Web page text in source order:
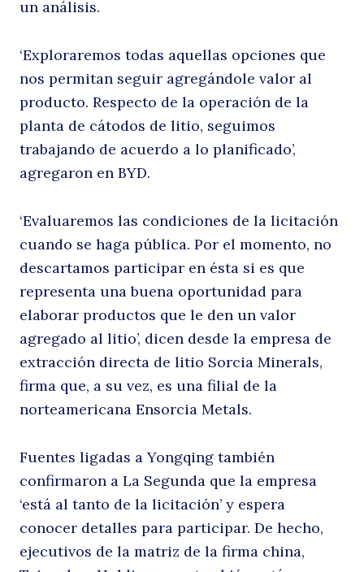
un análisis.
‘Exploraremos todas aquellas opciones que
nos permitan seguir agregándole valor al
producto. Respecto de la operación de la
planta de cátodos de litio, seguimos
trabajando de acuerdo a lo planificado’,
agregaron en BYD.
‘Evaluaremos las condiciones de la licitación
cuando se haga pública. Por el momento, no
descartamos participar en ésta si es que
representa una buena oportunidad para
elaborar productos que le den un valor
agregado al litio’, dicen desde la empresa de
extracción directa de litio Sorcia Minerals,
firma que, a su vez, es una filial de la
norteamericana Ensorcia Metals.
Fuentes ligadas a Yongqing también
confirmaron a La Segunda que la empresa
‘está al tanto de la licitación’ y espera
conocer detalles para participar. De hecho,
ejecutivos de la matriz de la firma china,